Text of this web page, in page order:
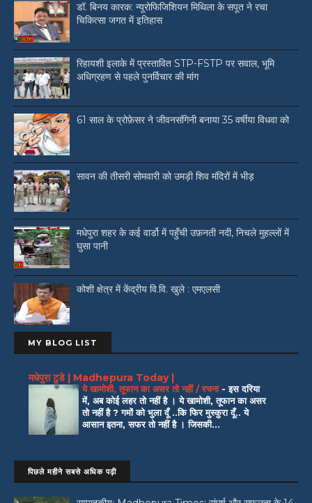
डॉ. बिनय कारक: न्यूरोफिजिशियन मिथिला के सपूत ने रचा
चिकित्सा जगत में इतिहास
रिहायशी इलाके में प्रस्तावित STP-FSTP पर सवाल, भूमि
अधिग्रहण से पहले पुनर्विचार की मांग
61 साल के प्रोफ़ेसर ने जीवनसंगिनी बनाया 35 वर्षीया विधवा को
सावन की तीसरी सोमवारी को उमड़ी शिव मंदिरों में भीड़
मधेपुरा शहर के कई वार्डो में पहुँची उफ़नती नदी, निचले मुहल्लों में
घुसा पानी
कोशी क्षेत्र में केंद्रीय वि.वि. खुले : एमएलसी
MY BLOG LIST
मधेपुरा टुडे | Madhepura Today |
ये खामोशी, तूफान का असर तो नहीं / रचना -इस दरिया
में, अब कोई लहर तो नहीं है । ये खामोशी, तूफान का असर
तो नहीं है ? गमों को भुला दूँ ..कि फिर मुस्कुरा दूँ.. ये
आसान इतना, सफर तो नहीं है । जिसकी...
पिछले महीने सबसे अधिक पढ़ी